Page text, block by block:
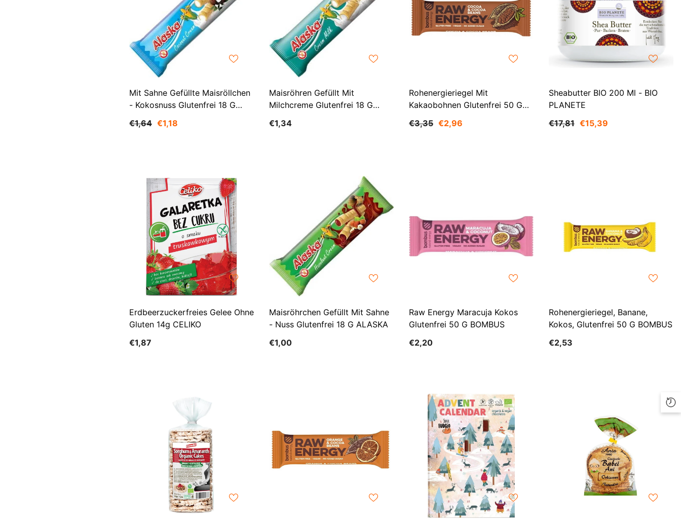
CZK
DJF
DKK
DOP
GMD
GNF
GYD
HNL
KGS
Mit Sahne Gefüllte Maisröllchen
- Kokosnuss Glutenfrei 18 G
€1,64 €1,18
Maisröhren Gefüllt Mit
Milchcreme Glutenfrei 18 G
€1,34
Rohenergieriegel Mit
Kakaobohnen Glutenfrei 50 G
€3,35 €2,96
Sheabutter BIO 200 Ml - BIO
PLANETE
€17,81 €15,39
Erdbeerzuckerfreies Gelee Ohne
Gluten 14g CELIKO
€1,87
Maisröhrchen Gefüllt Mit Sahne
- Nuss Glutenfrei 18 G ALASKA
€1,00
Raw Energy Maracuja Kokos
Glutenfrei 50 G BOMBUS
€2,20
Rohenergieriegel, Banane,
Kokos, Glutenfrei 50 G BOMBUS
€2,53